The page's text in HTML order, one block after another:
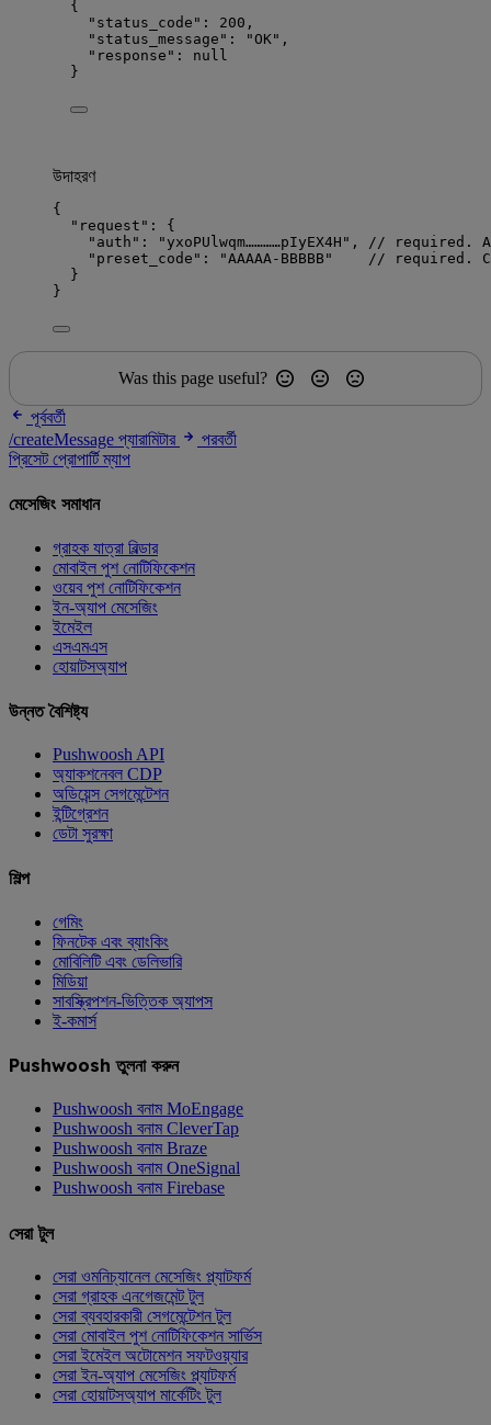
{
"status_code" : 200 ,
"status_message" : "OK" ,
"response" : null
}
উদাহরণ
{
"request" : {
"auth" : " yxoPUlwqm…………pIyEX4H " , // required.
"preset_code" : "AAAAA-BBBBB "
// required.
}
}
Was this page useful?
পূর্ববর্তী
/createMessage প্যারামিটার
পরবর্তী
প্রিসেট প্রোপার্টি ম্যাপ
মেসেজিং সমাধান
গ্রাহক যাত্রা বিল্ডার
মোবাইল পুশ নোটিফিকেশন
ওয়েব পুশ নোটিফিকেশন
ইন-অ্যাপ মেসেজিং
ইমেইল
এসএমএস
হোয়াটসঅ্যাপ
উন্নত বৈশিষ্ট্য
Pushwoosh API
অ্যাকশনেবল CDP
অডিয়েন্স সেগমেন্টেশন
ইন্টিগ্রেশন
ডেটা সুরক্ষা
শিল্প
গেমিং
ফিনটেক এবং ব্যাংকিং
মোবিলিটি এবং ডেলিভারি
মিডিয়া
সাবস্ক্রিপশন-ভিত্তিক অ্যাপস
ই-কমার্স
Pushwoosh তুলনা করুন
Pushwoosh বনাম MoEngage
Pushwoosh বনাম CleverTap
Pushwoosh বনাম Braze
Pushwoosh বনাম OneSignal
Pushwoosh বনাম Firebase
সেরা টুল
সেরা ওমনিচ্যানেল মেসেজিং প্ল্যাটফর্ম
সেরা গ্রাহক এনগেজমেন্ট টুল
সেরা ব্যবহারকারী সেগমেন্টেশন টুল
সেরা মোবাইল পুশ নোটিফিকেশন সার্ভিস
সেরা ইমেইল অটোমেশন সফটওয়্যার
সেরা ইন-অ্যাপ মেসেজিং প্ল্যাটফর্ম
সেরা হোয়াটসঅ্যাপ মার্কেটিং টুল